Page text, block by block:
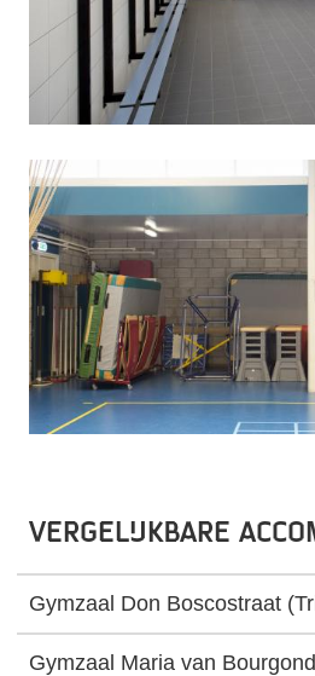
Vergelijkbare
Gymzaal Don Boscostraat
Gymzaal Maria van